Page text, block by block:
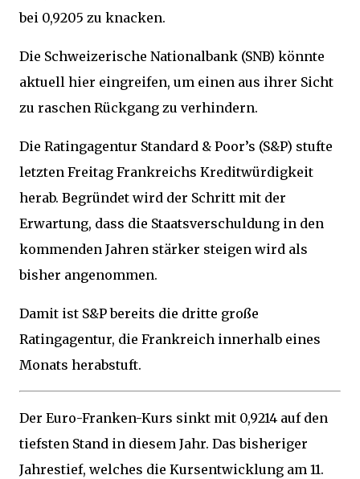
bei 0,9205 zu knacken.
Die Schweizerische Nationalbank (SNB) könnte
aktuell hier eingreifen, um einen aus ihrer Sicht
zu raschen Rückgang zu verhindern.
Die Ratingagentur Standard & Poor’s (S&P) stufte
letzten Freitag Frankreichs Kreditwürdigkeit
herab. Begründet wird der Schritt mit der
Erwartung, dass die Staatsverschuldung in den
kommenden Jahren stärker steigen wird als
bisher angenommen.
Damit ist S&P bereits die dritte große
Ratingagentur, die Frankreich innerhalb eines
Monats herabstuft.
Der Euro-Franken-Kurs sinkt mit 0,9214 auf den
tiefsten Stand in diesem Jahr. Das bisheriger
Jahrestief, welches die Kursentwicklung am 11.